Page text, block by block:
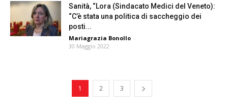
Sanità, “Lora (Sindacato Medici del Veneto):
“C’è stata una politica di saccheggio dei
posti...
Mariagrazia Bonollo -
30 Maggio 2022
1 2 3